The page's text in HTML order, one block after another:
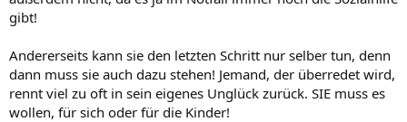
gibt!
Andererseits kann sie den letzten Schritt nur selber tun, denn
dann muss sie auch dazu stehen! Jemand, der überredet wird,
rennt viel zu oft in sein eigenes Unglück zurück. SIE muss es
wollen, für sich oder für die Kinder!